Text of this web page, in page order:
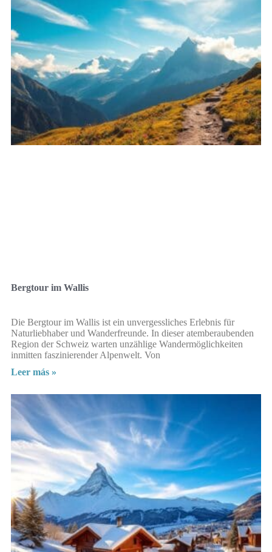
Bergtour im Wallis
Die Bergtour im Wallis ist ein unvergessliches Erlebnis für
Naturliebhaber und Wanderfreunde. In dieser atemberaubenden
Region der Schweiz warten unzählige Wandermöglichkeiten
inmitten faszinierender Alpenwelt. Von
Leer más »